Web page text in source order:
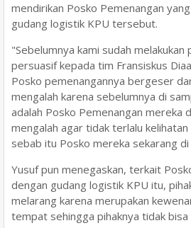
mendirikan Posko Pemenangan
gudang logistik KPU tersebut.
"Sebelumnya kami sudah melakukan
persuasif kepada tim Fransiskus
Posko pemenangannya bergeser
mengalah karena sebelumnya di
adalah Posko Pemenangan mereka
mengalah agar tidak terlalu
sebab itu Posko mereka sekarang
Yusuf pun menegaskan, terkait
dengan gudang logistik KPU itu,
melarang karena merupakan
tempat sehingga pihaknya tidak